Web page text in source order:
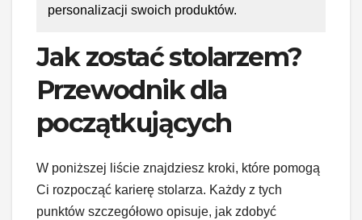
personalizacji swoich produktów.
Jak zostać stolarzem?
Przewodnik dla
początkujących
W poniższej liście znajdziesz kroki, które pomogą
Ci rozpocząć karierę stolarza. Każdy z tych
punktów szczegółowo opisuje, jak zdobyć